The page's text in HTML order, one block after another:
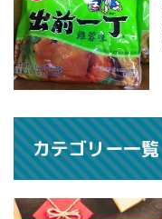
カテゴリー一覧